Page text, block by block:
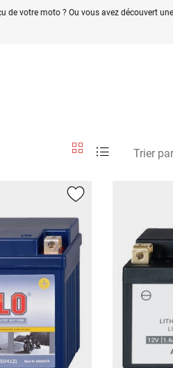
de votre moto ? Ou vous avez découvert
Trier par